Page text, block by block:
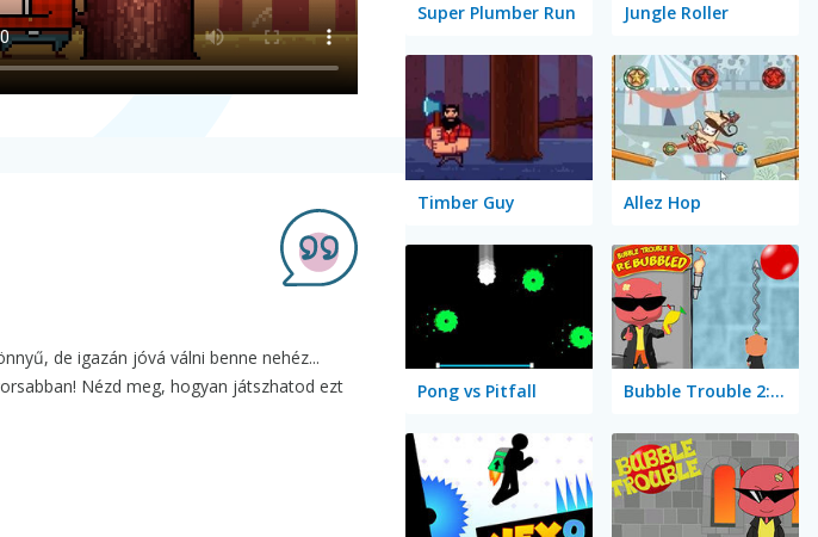
de igazán jóvá válni benne nehéz...
Nézd meg, hogyan játszhatod ezt
Super Plumber Run Jungle Roller
Timber Guy Allez Hop
Pong vs Pitfall Bubble Trouble 2: Rebubbled